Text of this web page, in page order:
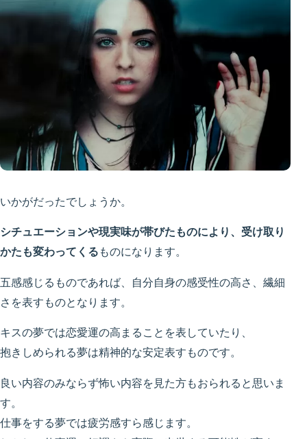
いかがだったでしょうか。
シチュエーションや現実味が帯びたものにより、受け取り
かたも変わってくる ものになります。
五感感じるものであれば、自分自身の感受性の高さ、繊細
さを表すものとなります。
キスの夢では恋愛運の高まることを表していたり、
抱きしめられる夢は精神的な安定表すものです。
良い内容のみならず怖い内容を見た方もおられると思いま
す。
仕事をする夢では疲労感すら感じます。